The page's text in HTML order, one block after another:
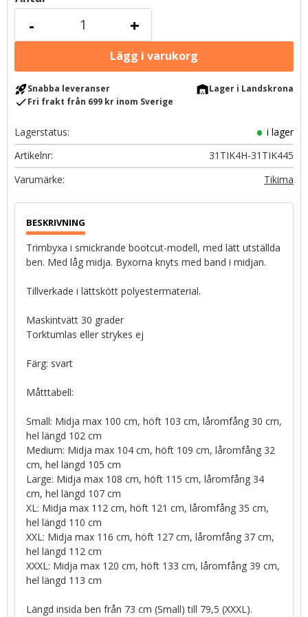
+
-
rocket_launchSnabba leveranser warehouseLager i Landskrona
checkFri frakt från 699 kr inom Sverige
Lagerstatus
i lager
Artikelnr
31TIK4H-31TIK445
Tikima
Trimbyxa i smickrande bootcut-modell, med lätt utställda
ben. Med låg midja. Byxorna knyts med band i midjan.
Tillverkade i lättskött polyestermaterial.
Maskintvätt 30 grader
Torktumlas eller strykes ej
Färg: svart
Måtttabell:
Small: Midja max 100 cm, höft 103 cm, låromfång 30 cm,
hel längd 102 cm
Medium: Midja max 104 cm, höft 109 cm, låromfång 32
cm, hel längd 105 cm
Large: Midja max 108 cm, höft 115 cm, låromfång 34
cm, hel längd 107 cm
XL: Midja max 112 cm, höft 121 cm, låromfång 35 cm,
hel längd 110 cm
XXL: Midja max 116 cm, höft 127 cm, låromfång 37 cm,
hel längd 112 cm
XXXL: Midja max 120 cm, höft 133 cm, låromfång 39 cm,
hel längd 113 cm
Längd insida ben från 73 cm (Small) till 79,5 (XXXL).